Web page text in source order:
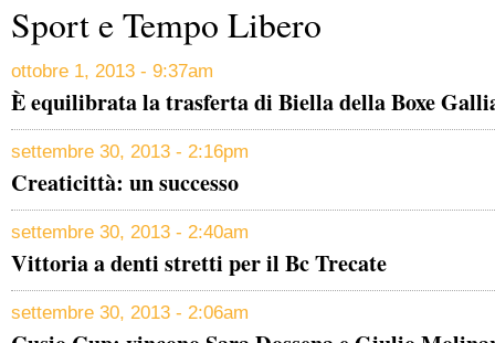
Sport e Tempo Libero
ottobre 1, 2013 - 9:37am
È equilibrata la trasferta di Biella della Boxe
settembre 30, 2013 - 2:16pm
Creaticittà: un successo
settembre 30, 2013 - 2:40am
Vittoria a denti stretti per il Bc Trecate
settembre 30, 2013 - 2:06am